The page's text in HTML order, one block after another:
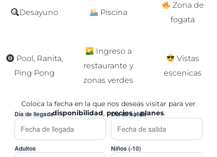
Desayuno Piscina
Zona de
fogata
Pool, Ranita,
Ping Pong
Ingreso a
restaurante y
zonas verdes
Vistas
escenicas
Coloca la fecha en la que nos deseas visitar para ver
disponibilidad, preciosyplanes.
Día de llegada Día de salida
Adultos Niños (-10)